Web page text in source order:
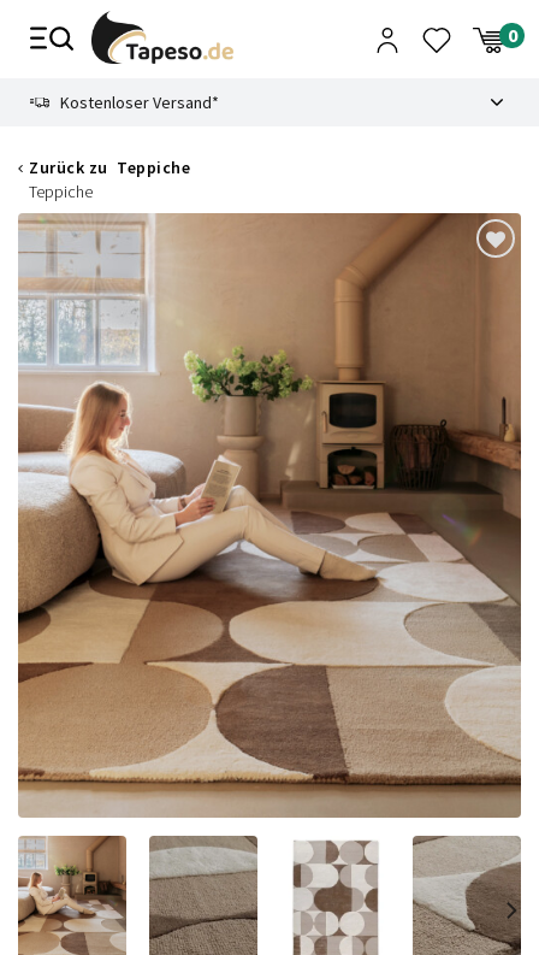
Zusammenbruch
Kostenloser Versand*
Zurück zu Teppiche
Teppiche